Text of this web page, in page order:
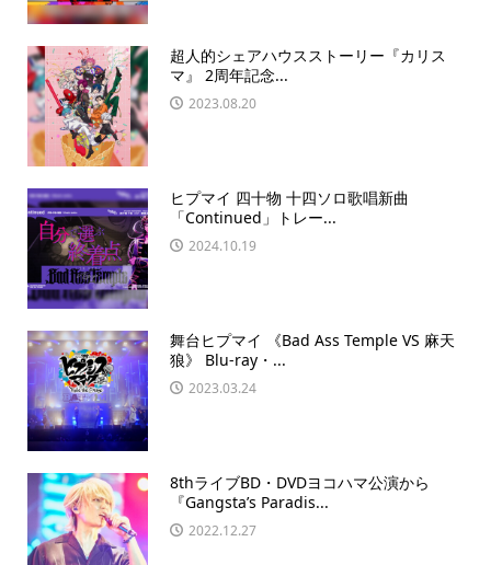
超人的シェアハウスストーリー『カリス
マ』 2周年記念...
2023.08.20
ヒプマイ 四十物 十四ソロ歌唱新曲
「Continued」トレー...
2024.10.19
舞台ヒプマイ 《Bad Ass Temple VS 麻天
狼》 Blu-ray・...
2023.03.24
8thライブBD・DVDヨコハマ公演から
『Gangsta’s Paradis...
2022.12.27